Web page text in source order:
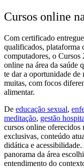
Cursos online
Com certificado
qualificados, plataforma
computadores, o Cursos
online na área da saúde
te dar a oportunidade de
muitas, com focos
alimentar.
De educação sexual,
meditação, gestão
cursos online oferecidos
exclusivas, conteúdo
didática e
panorama da área
entendimento do